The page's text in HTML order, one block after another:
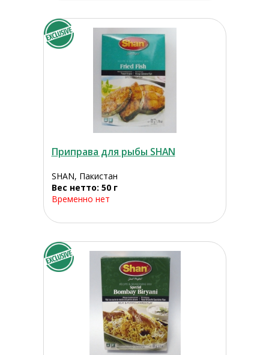
Приправа для рыбы SHAN
SHAN, Пакистан
Вес нетто: 50 г
Временно нет